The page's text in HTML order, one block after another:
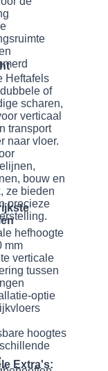
Heftafels
of
scharen,
verticaal
transport
naar vloer.
bouw en
ze bieden
precieze
hefhoogte
mm
verticale
tussen
optie
hoogtes
Extra's: